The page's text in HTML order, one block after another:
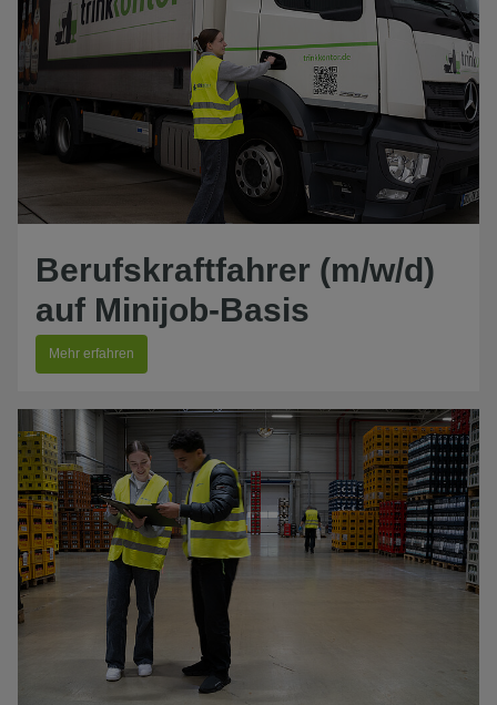
Berufskraftfahrer (m/w/d)
auf Minijob-Basis
Mehr erfahren